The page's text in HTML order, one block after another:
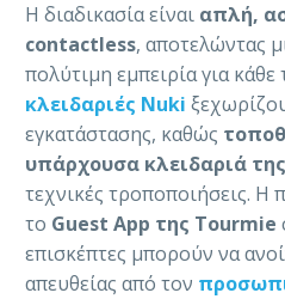
Η διαδικασία είναι απλή,
contactless, αποτελώντας
πολύτιμη εμπειρία για κάθε
κλειδαριές Nuki
εγκατάστασης, καθώς
υπάρχουσα κλειδαριά
τεχνικές τροποποιήσεις.
το Guest App της Tourmie
επισκέπτες μπορούν να
απευθείας από τον